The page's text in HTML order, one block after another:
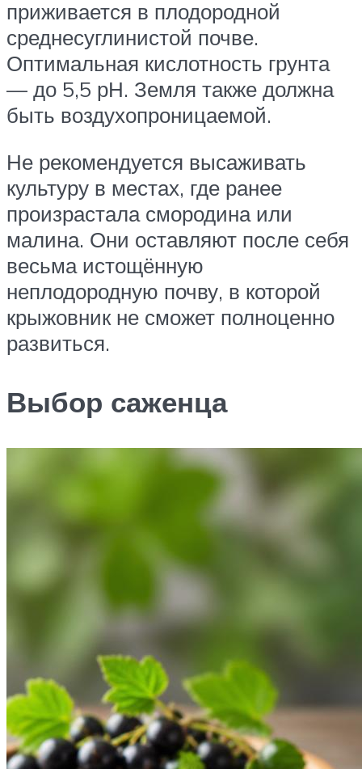
приживается в плодородной
среднесуглинистой почве.
Оптимальная кислотность грунта
— до 5,5 рН. Земля также должна
быть воздухопроницаемой.
Не рекомендуется высаживать
культуру в местах, где ранее
произрастала смородина или
малина. Они оставляют после себя
весьма истощённую
неплодородную почву, в которой
крыжовник не сможет полноценно
развиться.
Выбор саженца